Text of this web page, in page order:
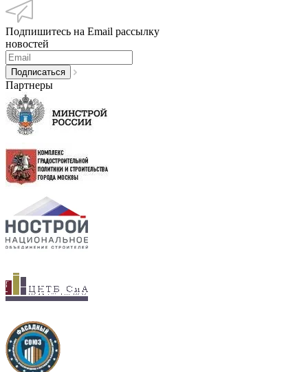
Подпишитесь на Email рассылку
новостей
Партнеры